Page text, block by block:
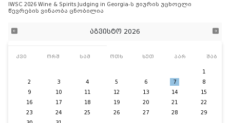
IWSC 2026 Wine & Spirits Judging in Georgia-ს ჟიურის უცხოელი
წევრების ვინაობა ცნობილია
აგვისტო 2026
კვი ორშ სამ ოთხ ხუთ პარ შაბ
1
2
3 4 5 6 7
8
9
10 11 12 13 14
15
16
17 18 19 20 21
22
23
24 25 26 27 28
29